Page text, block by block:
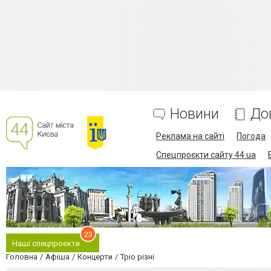
Новини
Реклама на сайті
Погода
Спецпроєкти сайту 44.ua
Наші спецпроєкти
23
Головна Афіша Концерти Тріо різні